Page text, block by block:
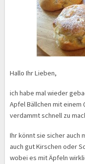
Hallo Ihr Lieben,
ich habe mal wieder
Apfel Bällchen mit einem
verdammt schnell zu
Ihr könnt sie sicher auch
auch gut Kirschen oder
wobei es mit Äpfeln